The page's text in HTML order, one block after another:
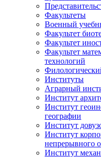
Факультеты
Военный
Факультет
Факультет
Факультет
технологий
Институты
Аграрный
Институт
Институт
географии
Институт
Институт
непрерывного
Институт